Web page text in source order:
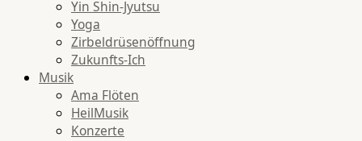
Yin Shin-Jyutsu
Yoga
Zirbeldrüsenöffnung
Zukunfts-Ich
Musik
Ama Flöten
HeilMusik
Konzerte